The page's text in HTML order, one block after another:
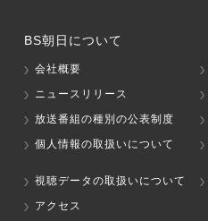
BS朝日について
会社概要
ニュースリリース
放送番組の種別の公表制度
個人情報の取扱いについて
視聴データの取扱いについて
アクセス